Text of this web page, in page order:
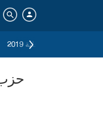
الانتخابات المحلية 2019